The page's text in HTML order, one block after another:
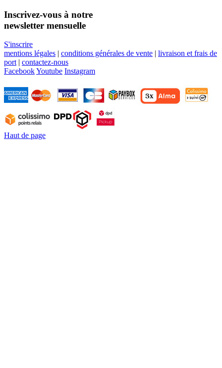
Inscrivez-vous à notre
newsletter mensuelle
S'inscrire
mentions légales | conditions générales de vente | livraison et frais de
port | contactez-nous
FacebookYoutube Instagram
Haut de page